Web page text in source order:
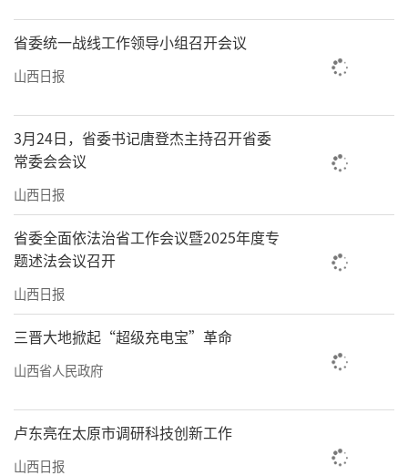
省委统一战线工作领导小组召开会议
山西日报
3月24日，省委书记唐登杰主持召开省委
常委会会议
山西日报
省委全面依法治省工作会议暨2025年度专
题述法会议召开
山西日报
三晋大地掀起“超级充电宝”革命
山西省人民政府
卢东亮在太原市调研科技创新工作
山西日报